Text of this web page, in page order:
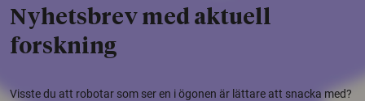
Nyhetsbrev med aktuell
forskning
Visste du att robotar som ser en i ögonen är lättare att snacka med?